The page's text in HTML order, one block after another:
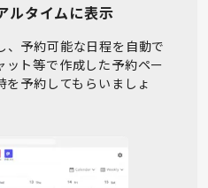
ルタイムに表示
、予約可能な日程を自動で
ト等で作成した予約ペー
予約してもらいましょ